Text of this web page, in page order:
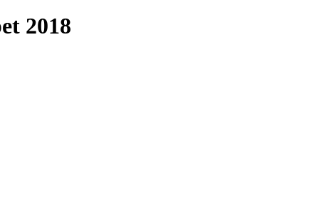
2018